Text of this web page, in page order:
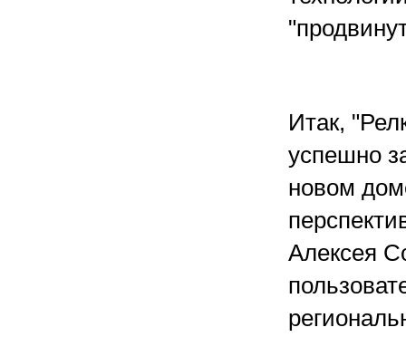
Итак,
успешно
новом
Алексея